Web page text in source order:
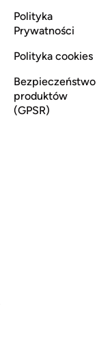
Polityka
Prywatności
Polityka cookies
Bezpieczeństwo
produktów
(GPSR)